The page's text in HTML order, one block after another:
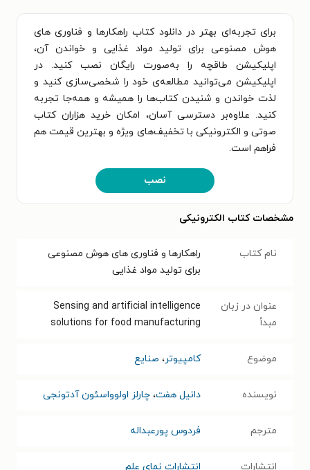
برای تجربه‌ای بهتر در دانلود کتاب راهکارها و فناوری های
هوش مصنوعی برای تولید مواد غذایی و خواندن آن،
اپلیکیشن طاقچه را به‌صورت رایگان نصب کنید. در
اپلیکیشن می‌توانید مطالعه‌ی خود را شخصی‌سازی کنید و
لذت خواندن و شنیدن کتاب‌ها را همیشه و همه‌جا تجربه
کنید. علاوه‌بر دسترسی آسان، امکان خرید هزاران کتاب
صوتی و الکترونیکی با تخفیف‌های ویژه و بهترین قیمت هم
فراهم است.
نصب
مشخصات کتاب الکترونیکی
نام کتاب
راهکارها و فناوری های هوش مصنوعی
برای تولید مواد غذایی
عنوان در زبان
مبدأ
Sensing and artificial intelligence
solutions for food manufacturing
موضوع کامپیوتر، صنایع
نویسنده دانیل هفت، چارلز اولوواسئون آدتونجی
مترجم فردوس پورعبداله
انتشارات انتشارات نمای علم